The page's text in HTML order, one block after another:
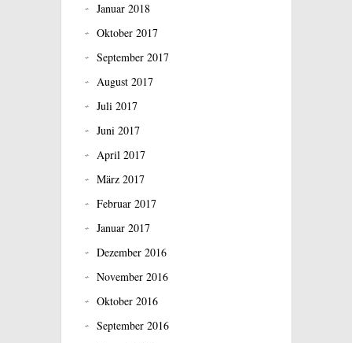
Januar 2018
Oktober 2017
September 2017
August 2017
Juli 2017
Juni 2017
April 2017
März 2017
Februar 2017
Januar 2017
Dezember 2016
November 2016
Oktober 2016
September 2016